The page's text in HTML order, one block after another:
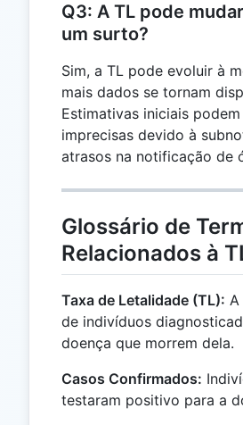
Q3: A TL pode
um surto?
Sim, a TL pode evoluir à
mais dados se tornam
Estimativas iniciais
imprecisas devido à
atrasos na notificação de
Glossário de
Relacionados à
Taxa de Letalidade (TL):
de indivíduos
doença que morrem dela.
Casos Confirmados:
testaram positivo para a